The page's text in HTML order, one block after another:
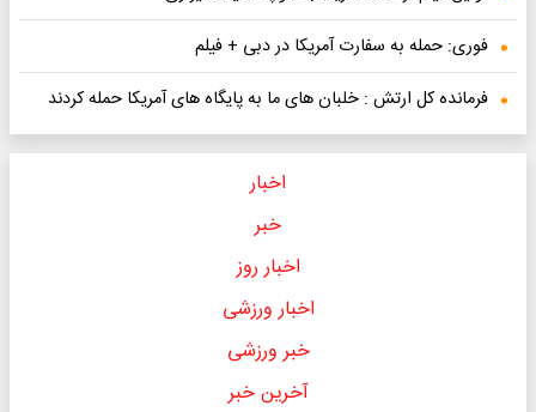
فوری: حمله به سفارت آمریکا در دبی + فیلم
فرمانده کل ارتش : خلبان های ما به پایگاه های آمریکا حمله کردند
اخبار
خبر
اخبار روز
اخبار ورزشی
خبر ورزشی
آخرین خبر